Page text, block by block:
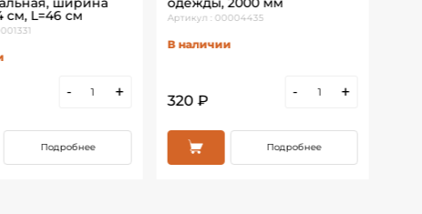
ширина
см, L=46 см
- +
Подробнее
одежды, 2000 мм
Артикул : 00004435
В наличии
320 ₽
- +
Подробнее